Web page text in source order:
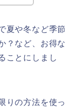
夏や冬など季節
？など、お得な
ことにしまし
りの方法を使っ